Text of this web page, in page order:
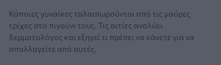
Κάποιες γυναίκες ταλαιπωρούνται από τις μαύρες
τρίχες στο πιγούνι τους. Τις αιτίες αναλύει
δερματολόγος και εξηγεί τι πρέπει να κάνετε για να
απαλλαγείτε από αυτές.